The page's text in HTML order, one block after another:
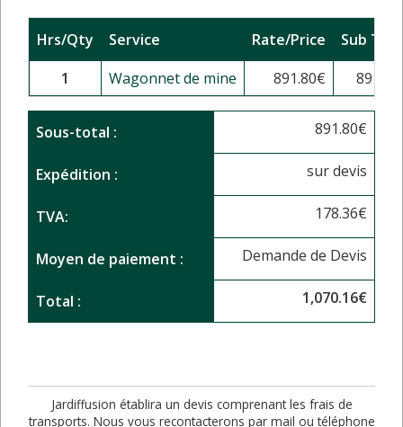
Hrs/Qty Service Rate/Price
Sub
1
Wagonnet de mine 891.80€ 891.80
Sous-total : 891.80€
Expédition : sur devis
TVA: 178.36€
Moyen de paiement : Demande de Devis
Total : 1,070.16€
Jardiffusion établira un devis comprenant les frais de
transports. Nous vous recontacterons par mail ou téléphone